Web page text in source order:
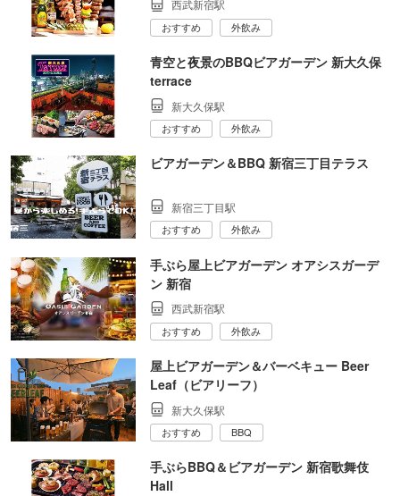
西武新宿駅
おすすめ 外飲み
青空と夜景のBBQビアガーデン 新大久保
terrace
新大久保駅
おすすめ 外飲み
ビアガーデン＆BBQ 新宿三丁目テラス
新宿三丁目駅
おすすめ 外飲み
手ぶら屋上ビアガーデン オアシスガーデ
ン 新宿
西武新宿駅
おすすめ 外飲み
屋上ビアガーデン＆バーベキュー Beer
Leaf（ビアリーフ）
新大久保駅
おすすめ BBQ
手ぶらBBQ＆ビアガーデン 新宿歌舞伎
Hall